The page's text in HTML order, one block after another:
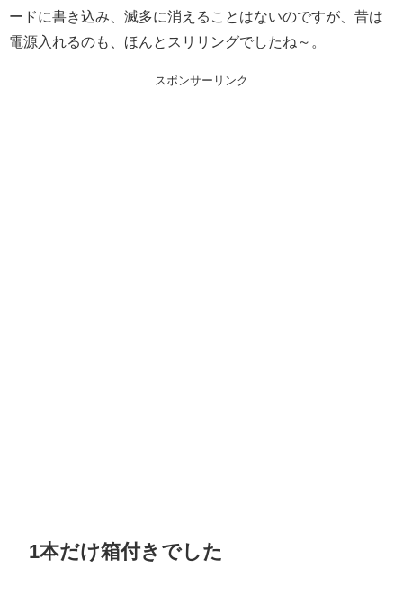
ードに書き込み、滅多に消えることはないのですが、昔は
電源入れるのも、ほんとスリリングでしたね～。
スポンサーリンク
1本だけ箱付きでした